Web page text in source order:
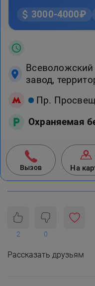
3000-4000₽
завод,
Пр.
Охраняемая
Вызов На
2 0
Рассказать друзьям